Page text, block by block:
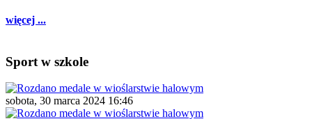
więcej ...
Sport w szkole
sobota, 30 marca 2024 16:46